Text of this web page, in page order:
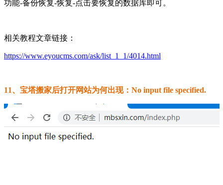
功能-备份恢复-恢复-点击要恢复的数据库即可。
相关教程文章链接：
https://www.eyoucms.com/ask/list_1_1/4014.html
11、宝塔搬家后打开网站为何出现：No input file specified.